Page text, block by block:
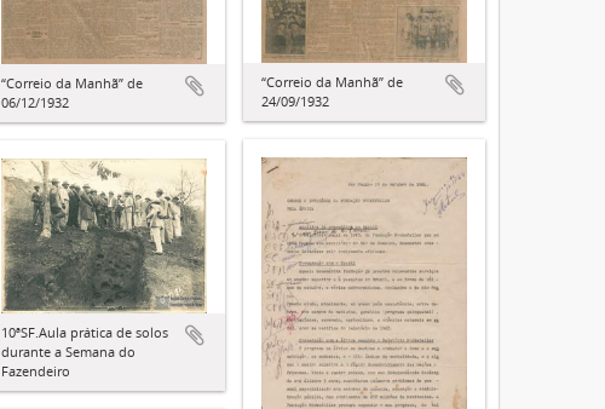
“Correio da Manhã” de
06/12/1932
“Correio da Manhã” de
24/09/1932
10ªSF.Aula prática de solos
durante a Semana do
Fazendeiro